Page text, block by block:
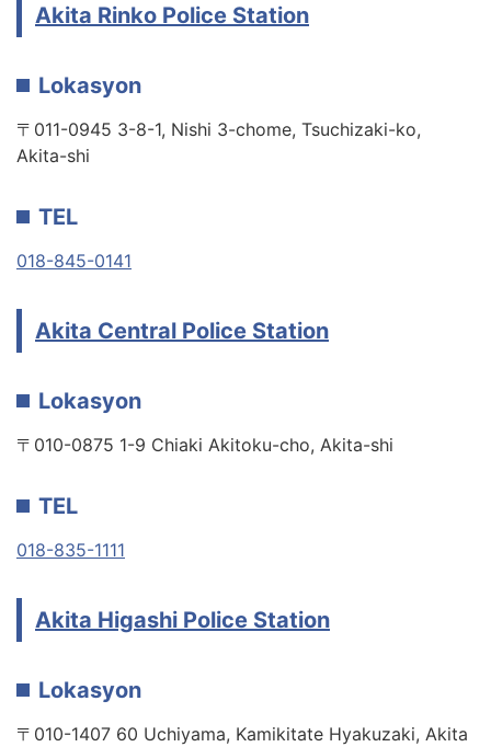
Akita Rinko Police Station
Lokasyon
〒011-0945 3-8-1, Nishi 3-chome, Tsuchizaki-ko,
Akita-shi
TEL
018-845-0141
Akita Central Police Station
Lokasyon
〒010-0875 1-9 Chiaki Akitoku-cho, Akita-shi
TEL
018-835-1111
Akita Higashi Police Station
Lokasyon
〒010-1407 60 Uchiyama, Kamikitate Hyakuzaki, Akita